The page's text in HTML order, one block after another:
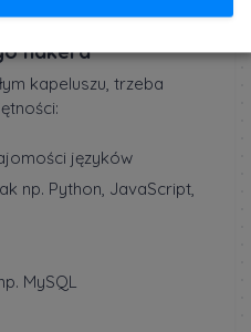
hakera
kapeluszu, trzeba
języków
np. Python, JavaScript,
MySQL